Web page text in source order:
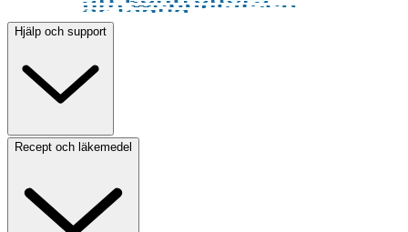
Hjälp och support
Recept och läkemedel